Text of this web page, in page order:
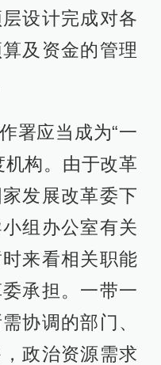
设计完成对各
及资金的管理
署应当成为“一
机构。由于改革
发展改革委下
组办公室有关
来看相关职能
承担。一带一
协调的部门、
政治资源需求